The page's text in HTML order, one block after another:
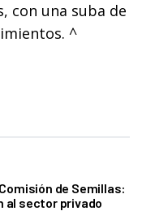
con una suba de
^
de Semillas:
al sector privado